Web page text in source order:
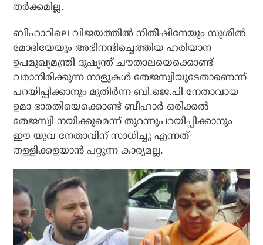
തര്‍ക്കമില്ല.
ബീഹാറിലെ വിജയത്തില്‍ നിതീഷിനേയും സുശീല്‍
മോദിയേയും അഭിനന്ദിച്ചെത്തിയ ഹരിയാന
ഉപമുഖ്യമന്ത്രി ദുഷ്യന്ത് ചൗതാലയെക്കൊണ്ട്
വരാനിരിക്കുന്ന നാളുകള്‍ തേജസ്വിയുടേതാണെന്ന്
പറയിപ്പിക്കാനും മുതിര്‍ന്ന ബി.ജെ.പി നേതാവായ
ഉമാ ഭാരതിയെക്കൊണ്ട് ബീഹാര്‍ ഒരിക്കല്‍
തേജസ്വി നയിക്കുമെന്ന് തുറന്നുപറയിപ്പിക്കാനും
ഈ യുവ നേതാവിന് സാധിച്ചു എന്നത്
തള്ളിക്കളയാന്‍ പറ്റുന്ന കാര്യമല്ല.